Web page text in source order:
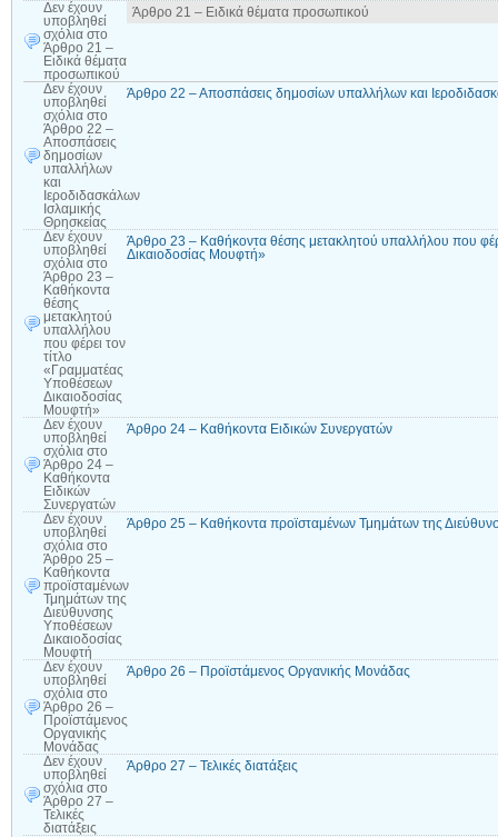
Δεν έχουν
υποβληθεί
σχόλια στο
Άρθρο 21 –
Ειδικά θέματα
προσωπικού
Άρθρο 21 – Ειδικά θέματα προσωπικού
Δεν έχουν
υποβληθεί
σχόλια στο
Άρθρο 22 –
Αποσπάσεις
δημοσίων
υπαλλήλων
και
Ιεροδιδασκάλων
Ισλαμικής
Θρησκείας
Άρθρο 22 – Αποσπάσεις δημοσίων υπαλλήλων και
Δεν έχουν
υποβληθεί
σχόλια στο
Άρθρο 23 –
Καθήκοντα
θέσης
μετακλητού
υπαλλήλου
που φέρει τον
τίτλο
«Γραμματέας
Υποθέσεων
Δικαιοδοσίας
Μουφτή»
Άρθρο 23 – Καθήκοντα θέσης μετακλητού υπαλλήλου που
Δικαιοδοσίας Μουφτή»
Δεν έχουν
υποβληθεί
σχόλια στο
Άρθρο 24 –
Καθήκοντα
Ειδικών
Συνεργατών
Άρθρο 24 – Καθήκοντα Ειδικών Συνεργατών
Δεν έχουν
υποβληθεί
σχόλια στο
Άρθρο 25 –
Καθήκοντα
προϊσταμένων
Τμημάτων της
Διεύθυνσης
Υποθέσεων
Δικαιοδοσίας
Μουφτή
Άρθρο 25 – Καθήκοντα προϊσταμένων Τμημάτων της
Δεν έχουν
υποβληθεί
σχόλια στο
Άρθρο 26 –
Προϊστάμενος
Οργανικής
Μονάδας
Άρθρο 26 – Προϊστάμενος Οργανικής Μονάδας
Δεν έχουν
υποβληθεί
σχόλια στο
Άρθρο 27 –
Τελικές
διατάξεις
Άρθρο 27 – Τελικές διατάξεις